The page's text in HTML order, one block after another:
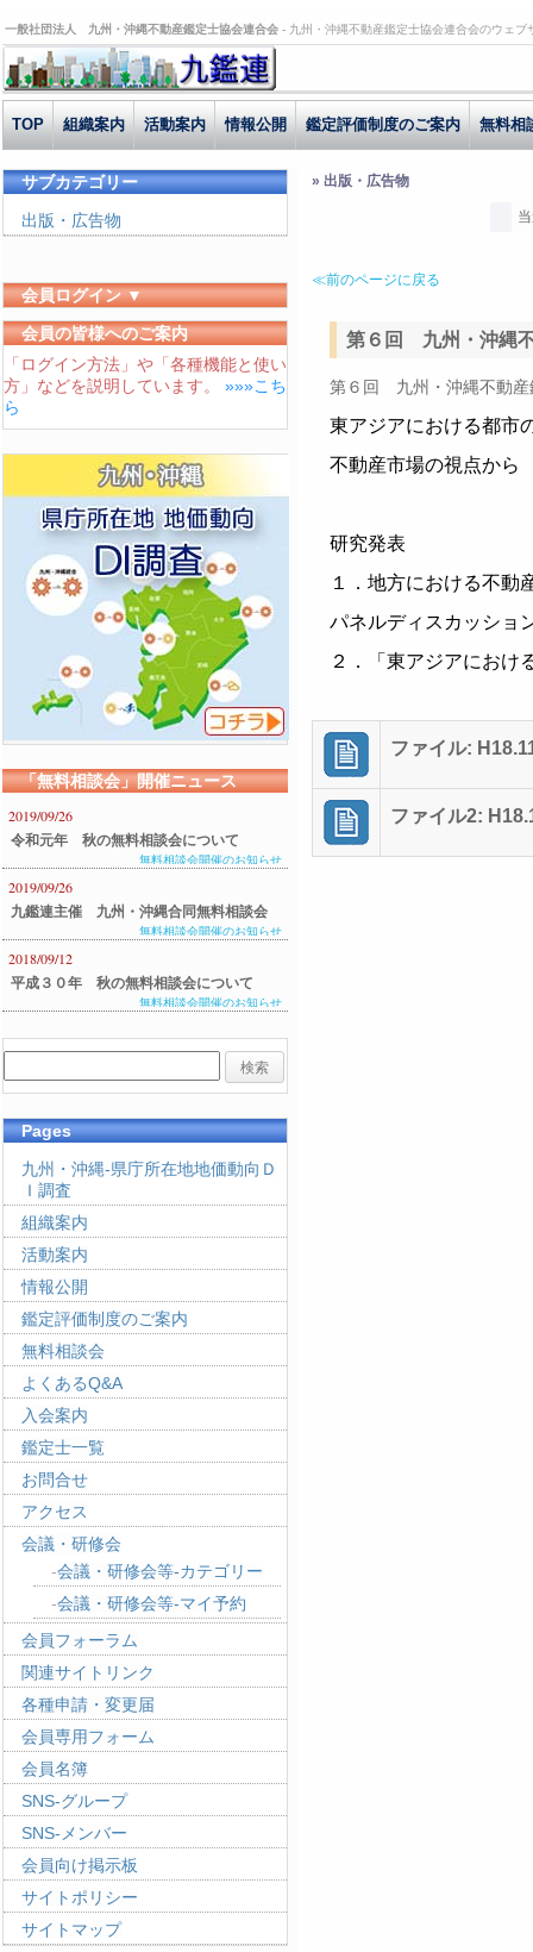
一般社団法人 九州・沖縄不動産鑑定士協会連合会 - 九州・沖縄不動産鑑定士協会連合会のウェ
TOP 組織案内 活動案内 情報公開 鑑定評価制度のご案内 無料相
» 出版・広告物
≪前のページに戻る
第６回 九州・沖縄
第６回 九州・沖縄不動
東アジアにおける都市
不動産市場の視点から
研究発表
１．地方における不動
パネルディスカッショ
２．「東アジアにおけ
ファイル:
ファイル2:
サブカテゴリー
出版・広告物
会員ログイン ▼
ユーザーID
パスワード
会員の皆様へのご案内
「ログイン方法」や「各種機能と使い
方」などを説明しています。 »»»こち
ら
「無料相談会」開催ニュース
2019/09/26
令和元年 秋の無料相談会について
無料相談会開催のお知らせ
2019/09/26
九鑑連主催 九州・沖縄合同無料相談会
のご案内
無料相談会開催のお知らせ
2018/09/12
平成３０年 秋の無料相談会について
無料相談会開催のお知らせ
Pages
九州・沖縄-県庁所在地地価動向Ｄ
Ｉ調査
組織案内
活動案内
情報公開
鑑定評価制度のご案内
無料相談会
よくあるQ&A
入会案内
鑑定士一覧
お問合せ
アクセス
会議・研修会
会議・研修会等-カテゴリー
会議・研修会等-マイ予約
会員フォーラム
関連サイトリンク
各種申請・変更届
会員専用フォーム
会員名簿
SNS-グループ
SNS-メンバー
会員向け掲示板
サイトポリシー
サイトマップ